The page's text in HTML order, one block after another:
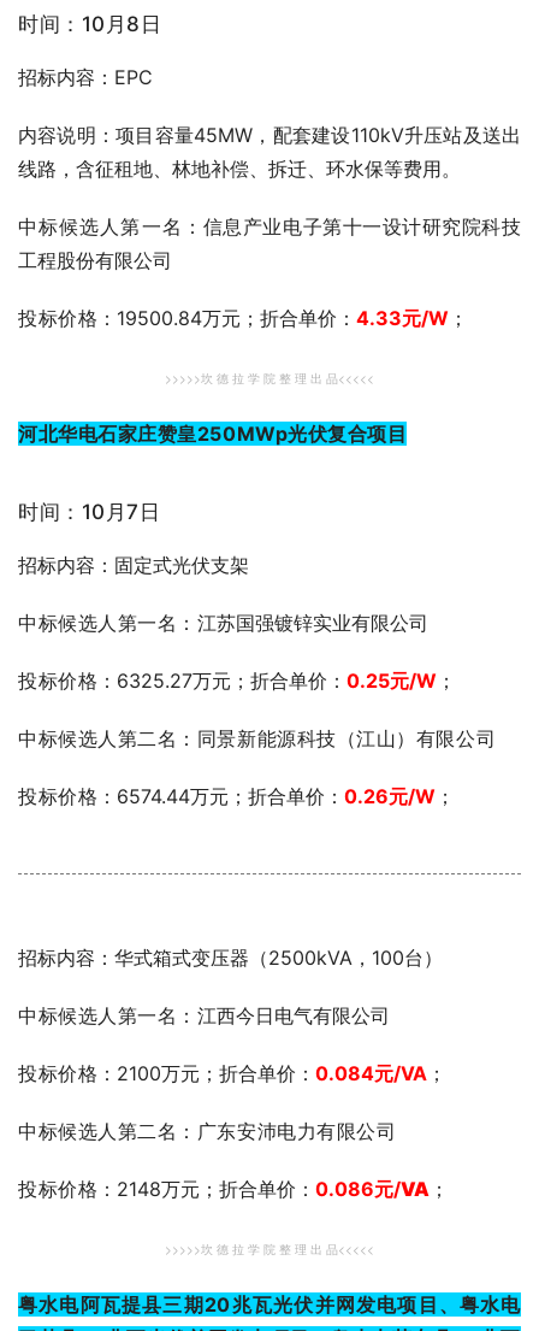
时间：10月8日
招标内容：EPC
内容说明：项目容量45MW，配套建设110kV升压站及送出
线路，含征租地、林地补偿、拆迁、环水保等费用。
中标候选人第一名： 信息产业电子第十一设计研究院科技
工程股份有限公司
投标价格 ：19500.84万元；折合单价：4.33元/W ；
>>>>>坎 德 拉 学 院 整 理 出 品<<<<<
河北华电石家庄赞皇250MWp光伏复合项目
时间：10月7日
招标内容：固定式光伏支架
中标候选人第一名： 江苏国强镀锌实业有限公司
投标价格 ：6325.27万元；折合单价：0.25元/W ；
中标候选人第二名：同景新能源科技（江山）有限公司
投标价格 ：6574.44万元；折合单价：0.26元/W ；
招标内容：华式箱式变压器（2500kVA，100台）
中标候选人第一名： 江西今日电气有限公司
投标价格 ：2100万元；折合单价：0.084元/VA ；
中标候选人第二名：广东安沛电力有限公司
投标价格 ：2148万元；折合单价：0.086元/VA ；
>>>>>坎 德 拉 学 院 整 理 出 品<<<<<
粤水电阿瓦提县三期20兆瓦光伏并网发电项目、粤水电